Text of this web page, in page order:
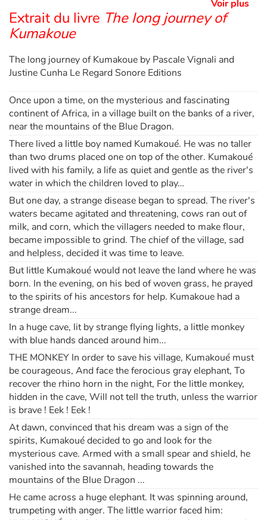
Voir plus
Extrait du livre The long journey of
Kumakoue
The long journey of Kumakoue by Pascale Vignali and
Justine Cunha Le Regard Sonore Editions
Once upon a time, on the mysterious and fascinating
continent of Africa, in a village built on the banks of a river,
near the mountains of the Blue Dragon.
There lived a little boy named Kumakoué. He was no taller
than two drums placed one on top of the other. Kumakoué
lived with his family, a life as quiet and gentle as the river's
water in which the children loved to play…
But one day, a strange disease began to spread. The river's
waters became agitated and threatening, cows ran out of
milk, and corn, which the villagers needed to make flour,
became impossible to grind. The chief of the village, sad
and helpless, decided it was time to leave.
But little Kumakoué would not leave the land where he was
born. In the evening, on his bed of woven grass, he prayed
to the spirits of his ancestors for help. Kumakoue had a
strange dream...
In a huge cave, lit by strange flying lights, a little monkey
with blue hands danced around him...
THE MONKEY In order to save his village, Kumakoué must
be courageous, And face the ferocious gray elephant, To
recover the rhino horn in the night, For the little monkey,
hidden in the cave, Will not tell the truth, unless the warrior
is brave ! Eek ! Eek !
At dawn, convinced that his dream was a sign of the
spirits, Kumakoué decided to go and look for the
mysterious cave. Armed with a small spear and shield, he
vanished into the savannah, heading towards the
mountains of the Blue Dragon ...
He came across a huge elephant. It was spinning around,
trumpeting with anger. The little warrior faced him: